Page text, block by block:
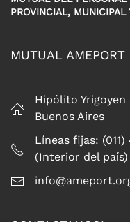
PROVINCIAL, MUNICIPAL
MUTUAL AMEPORT
Hipólito Yrigoyen
Buenos Aires
Líneas fijas:
(Interior del